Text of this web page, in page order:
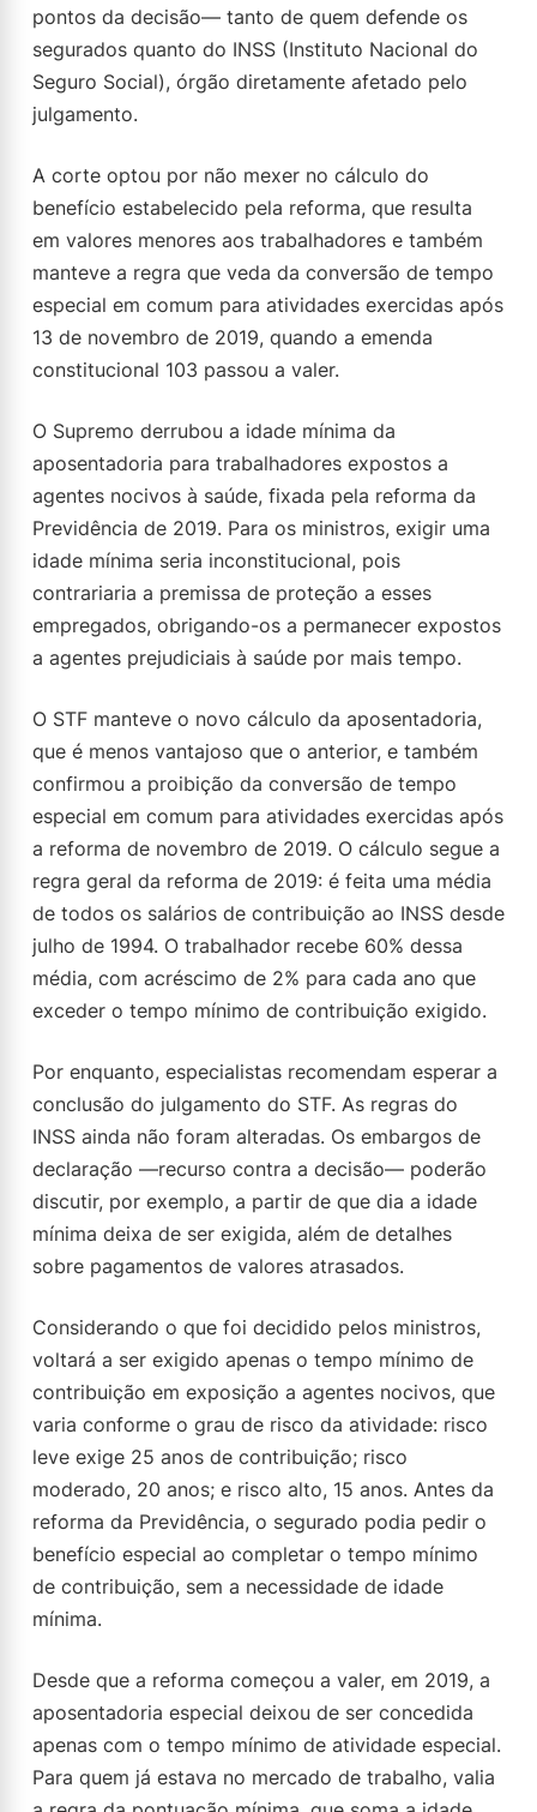
pontos da decisão— tanto de quem defende os
segurados quanto do INSS (Instituto Nacional do
Seguro Social), órgão diretamente afetado pelo
julgamento.
A corte optou por não mexer no cálculo do
benefício estabelecido pela reforma, que resulta
em valores menores aos trabalhadores e também
manteve a regra que veda da conversão de tempo
especial em comum para atividades exercidas após
13 de novembro de 2019, quando a emenda
constitucional 103 passou a valer.
O Supremo derrubou a idade mínima da
aposentadoria para trabalhadores expostos a
agentes nocivos à saúde, fixada pela reforma da
Previdência de 2019. Para os ministros, exigir uma
idade mínima seria inconstitucional, pois
contrariaria a premissa de proteção a esses
empregados, obrigando-os a permanecer expostos
a agentes prejudiciais à saúde por mais tempo.
O STF manteve o novo cálculo da aposentadoria,
que é menos vantajoso que o anterior, e também
confirmou a proibição da conversão de tempo
especial em comum para atividades exercidas após
a reforma de novembro de 2019. O cálculo segue a
regra geral da reforma de 2019: é feita uma média
de todos os salários de contribuição ao INSS desde
julho de 1994. O trabalhador recebe 60% dessa
média, com acréscimo de 2% para cada ano que
exceder o tempo mínimo de contribuição exigido.
Por enquanto, especialistas recomendam esperar a
conclusão do julgamento do STF. As regras do
INSS ainda não foram alteradas. Os embargos de
declaração —recurso contra a decisão— poderão
discutir, por exemplo, a partir de que dia a idade
mínima deixa de ser exigida, além de detalhes
sobre pagamentos de valores atrasados.
Considerando o que foi decidido pelos ministros,
voltará a ser exigido apenas o tempo mínimo de
contribuição em exposição a agentes nocivos, que
varia conforme o grau de risco da atividade: risco
leve exige 25 anos de contribuição; risco
moderado, 20 anos; e risco alto, 15 anos. Antes da
reforma da Previdência, o segurado podia pedir o
benefício especial ao completar o tempo mínimo
de contribuição, sem a necessidade de idade
mínima.
Desde que a reforma começou a valer, em 2019, a
aposentadoria especial deixou de ser concedida
apenas com o tempo mínimo de atividade especial.
Para quem já estava no mercado de trabalho, valia